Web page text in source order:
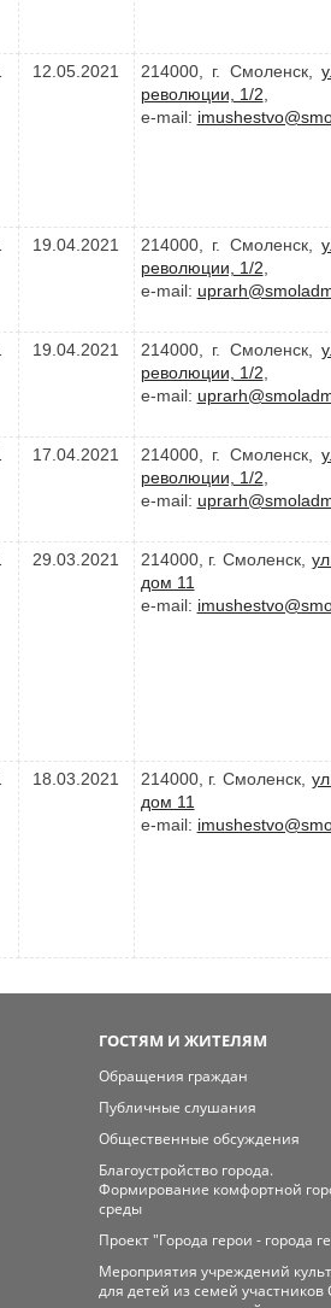
12.05.2021 214000, г. Смоленск,
революции, 1/2
e-mail:
19.04.2021 214000, г. Смоленск,
революции, 1/2
e-mail:
19.04.2021 214000, г. Смоленск,
революции, 1/2
e-mail:
17.04.2021 214000, г. Смоленск,
революции, 1/2
e-mail:
29.03.2021 214000, г. Смоленск,
дом 11
e-mail:
18.03.2021 214000, г. Смоленск,
дом 11
e-mail:
ГОСТЯМ И ЖИТЕЛЯМ
Обращения граждан
Публичные слушания
Общественные обсуждения
Благоустройство города.
Формирование комфортной
среды
Проект "Города герои - города
Мероприятия учреждений
для детей из семей